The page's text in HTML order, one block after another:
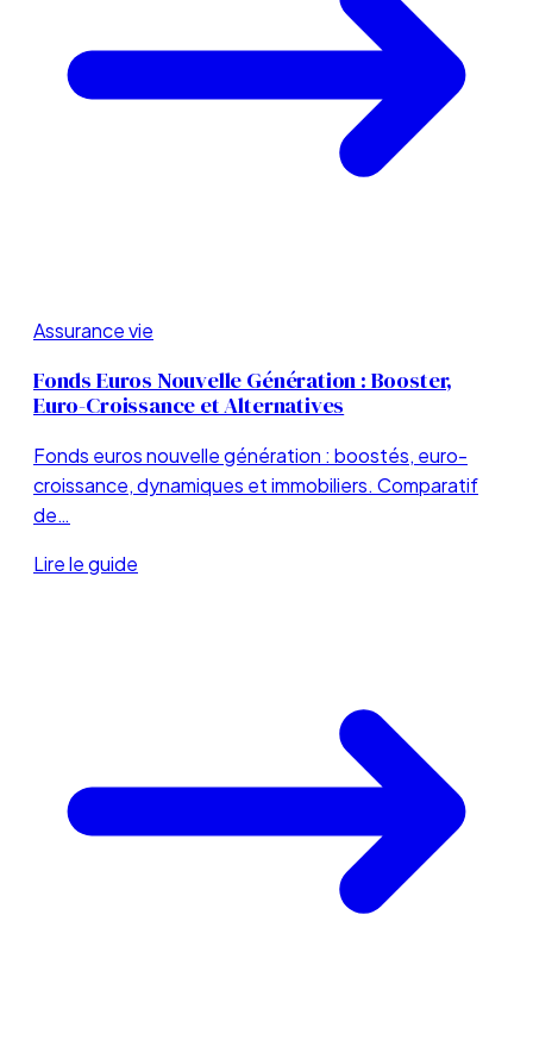
Assurance vie
Fonds Euros Nouvelle Génération : Booster,
Euro-Croissance et Alternatives
Fonds euros nouvelle génération : boostés, euro-
croissance, dynamiques et immobiliers. Comparatif
de…
Lire le guide